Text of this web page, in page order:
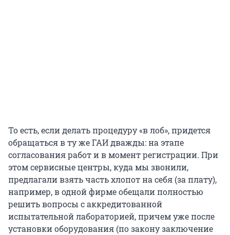
То есть, если делать процедуру «в лоб», придется
обращаться в ту же ГАИ дважды: на этапе
согласования работ и в момент регистрации. При
этом сервисные центры, куда мы звонили,
предлагали взять часть хлопот на себя (за плату),
например, в одной фирме обещали полностью
решить вопросы с аккредитованной
испытательной лабораторией, причем уже после
установки оборудования (по закону заключение